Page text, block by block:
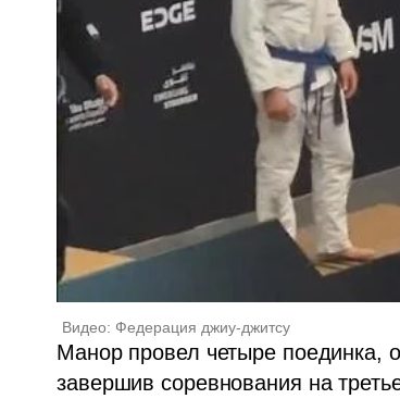
Видео: Федерация джиу-джитсу
Манор провел четыре поединка,
завершив соревнования на